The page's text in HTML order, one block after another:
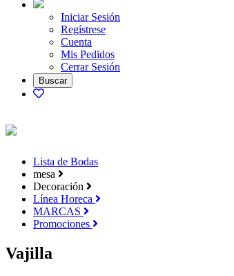
Iniciar Sesión
Regístrese
Cuenta
Mis Pedidos
Cerrar Sesión
Lista de Bodas
mesa
Decoración
Línea Horeca
MARCAS
Promociones
Vajilla